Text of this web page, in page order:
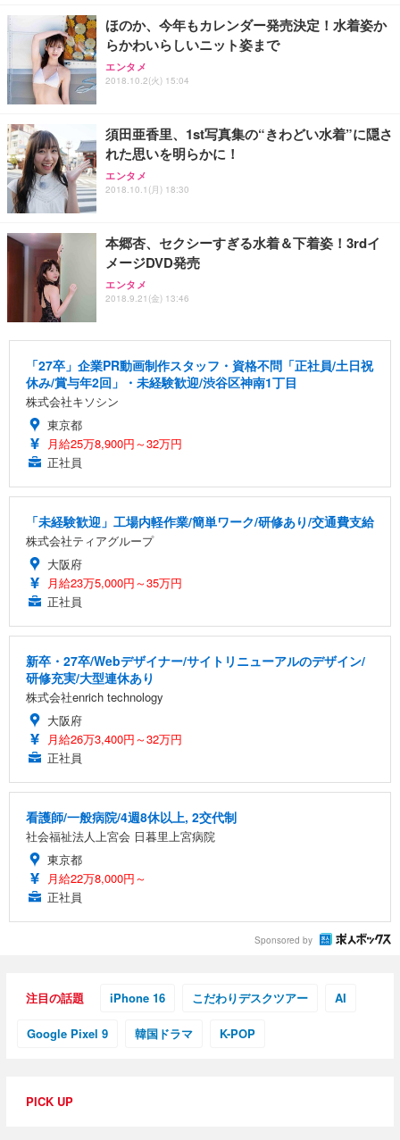
ほのか、今年もカレンダー発売決定！水着姿か
らかわいらしいニット姿まで
エンタメ
2018.10.2(火) 15:04
須田亜香里、1st写真集の“きわどい水着”に隠さ
れた思いを明らかに！
エンタメ
2018.10.1(月) 18:30
本郷杏、セクシーすぎる水着＆下着姿！3rdイ
メージDVD発売
エンタメ
2018.9.21(金) 13:46
「27卒」企業PR動画制作スタッフ・資格不問「正社員/土日祝
休み/賞与年2回」・未経験歓迎/渋谷区神南1丁目
株式会社キソシン
東京都
月給25万8,900円～32万円
正社員
「未経験歓迎」工場内軽作業/簡単ワーク/研修あり/交通費支給
株式会社ティアグループ
大阪府
月給23万5,000円～35万円
正社員
新卒・27卒/Webデザイナー/サイトリニューアルのデザイン/
研修充実/大型連休あり
株式会社enrich technology
大阪府
月給26万3,400円～32万円
正社員
看護師/一般病院/4週8休以上, 2交代制
社会福祉法人上宮会 日暮里上宮病院
東京都
月給22万8,000円～
正社員
Sponsored by
注目の話題 iPhone 16 こだわりデスクツアー AI
Google Pixel 9 韓国ドラマ K-POP
PICK UP